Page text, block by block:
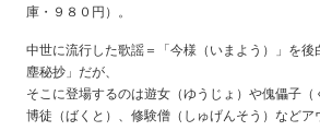
庫・９８０円）。
中世に流行した歌謡＝「今様（いまよう）」を後
塵秘抄」だが、
そこに登場するのは遊女（ゆうじょ）や傀儡子（
博徒（ばくと）、修験僧（しゅげんそう）などア